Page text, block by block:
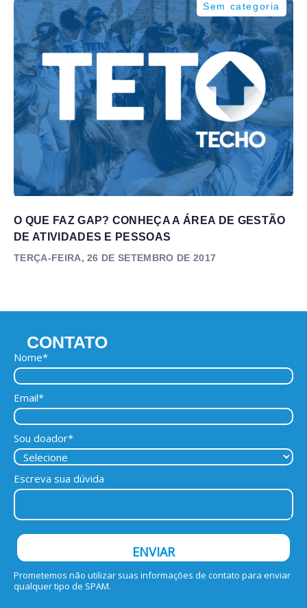
Sem categoria
O QUE FAZ GAP? CONHEÇA A ÁREA DE GESTÃO
DE ATIVIDADES E PESSOAS
TERÇA-FEIRA, 26 DE SETEMBRO DE 2017
CONTATO
Nome*
Email*
Sou doador*
Escreva sua dúvida
ENVIAR
Prometemos não utilizar suas informações de contato para enviar
qualquer tipo de SPAM.